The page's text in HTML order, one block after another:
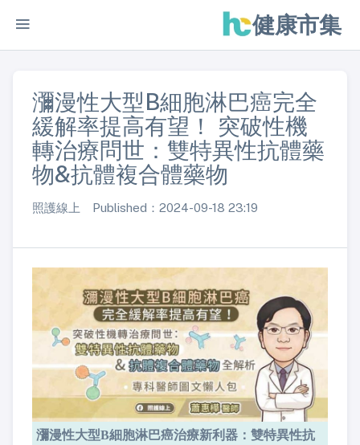
健康市集
瀰漫性大型B細胞淋巴癌完全
緩解率提高有望！ 突破性機
轉治療問世：雙特異性抗體藥
物&抗體複合體藥物
照護線上 Published：2024-09-18 23:19
瀰漫性大型B細胞淋巴癌治療新利器：雙特異性抗